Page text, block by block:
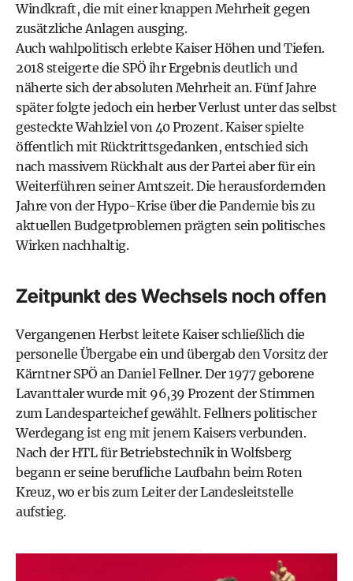
Windkraft, die mit einer knappen Mehrheit gegen
zusätzliche Anlagen ausging.
Auch wahlpolitisch erlebte Kaiser Höhen und Tiefen.
2018 steigerte die SPÖ ihr Ergebnis deutlich und
näherte sich der absoluten Mehrheit an. Fünf Jahre
später folgte jedoch ein herber Verlust unter das selbst
gesteckte Wahlziel von 40 Prozent. Kaiser spielte
öffentlich mit Rücktrittsgedanken, entschied sich
nach massivem Rückhalt aus der Partei aber für ein
Weiterführen seiner Amtszeit. Die herausfordernden
Jahre von der Hypo-Krise über die Pandemie bis zu
aktuellen Budgetproblemen prägten sein politisches
Wirken nachhaltig.
Zeitpunkt des Wechsels noch offen
Vergangenen Herbst leitete Kaiser schließlich die
personelle Übergabe ein und übergab den Vorsitz der
Kärntner SPÖ an Daniel Fellner. Der 1977 geborene
Lavanttaler wurde mit 96,39 Prozent der Stimmen
zum Landesparteichef gewählt. Fellners politischer
Werdegang ist eng mit jenem Kaisers verbunden.
Nach der HTL für Betriebstechnik in Wolfsberg
begann er seine berufliche Laufbahn beim Roten
Kreuz, wo er bis zum Leiter der Landesleitstelle
aufstieg.